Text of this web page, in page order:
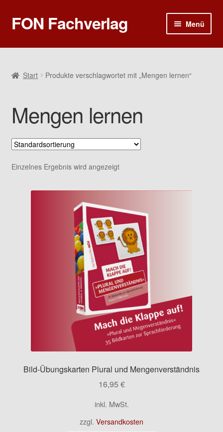
Zur
Navigation
Zum
Inhalt
FON Fachverlag Menü
Home
Sprech- und Sprachtherapie
Ergotherapie
Poster
Start Produkte verschlagwortet mit „Mengen lernen“
Mengen lernen
Einzelnes Ergebnis wird angezeigt
Bild-Übungskarten Plural und Mengenverständnis
16,95 €
inkl. MwSt.
zzgl. Versandkosten